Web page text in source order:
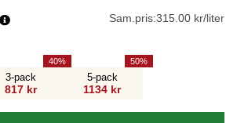
Sam.pris:315.00 kr/liter
3-pack
817 kr
40
5-pack
1134 kr
50